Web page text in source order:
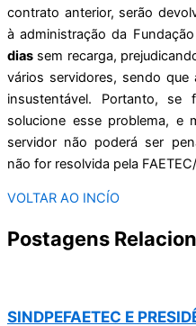
contrato anterior, serão
à administração da
dias sem recarga,
vários servidores, sendo
insustentável. Portanto, se
solucione esse problema, e
servidor não poderá ser
não for resolvida pela
VOLTAR AO INCÍO
Postagens
SINDPEFAETEC E